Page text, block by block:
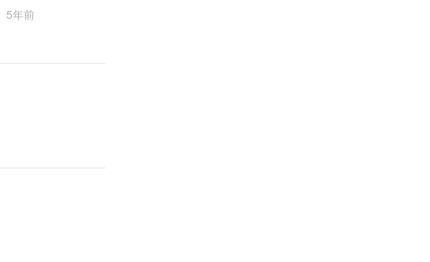
5年前